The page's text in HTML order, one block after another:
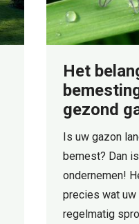
Het
gezond
Is uw gazon
bemest? Dan
ondernemen!
precies wat uw
regelmatig